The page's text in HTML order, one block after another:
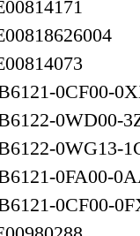
0CF00-
0WD00-
0WG13-
0FA00-
0CF00-